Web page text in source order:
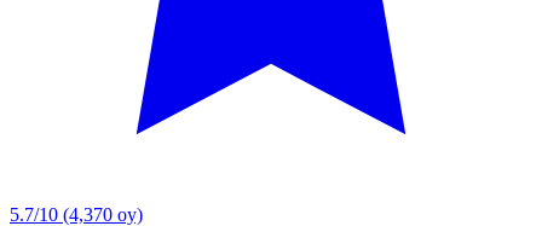
5.7/10 (4,370 oy)